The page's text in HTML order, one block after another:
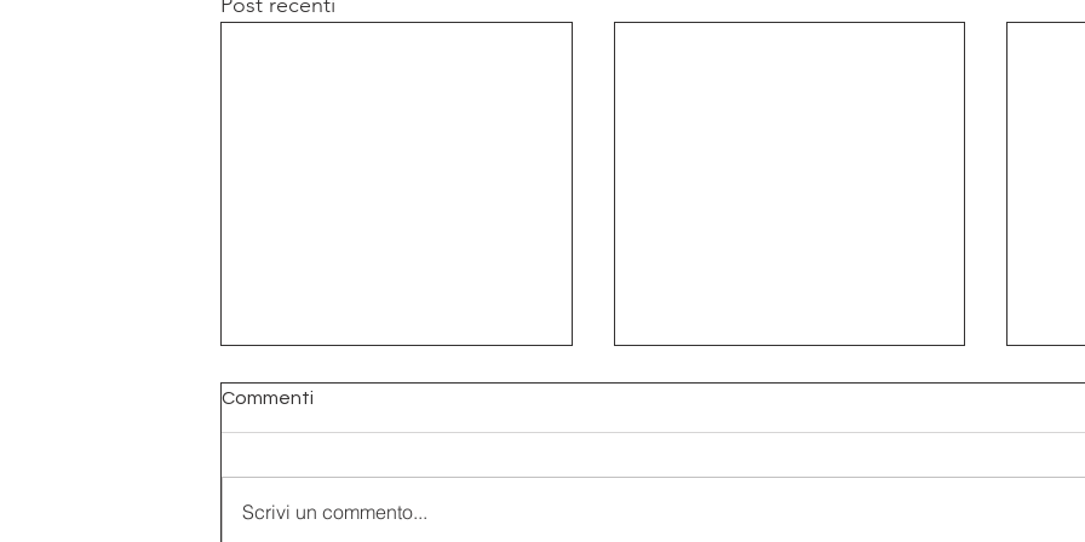
Commenti
Scrivi un commento...